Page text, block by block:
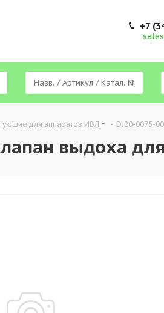
+7
для аппаратов ИВЛ - DJ20-0075-
выдоха